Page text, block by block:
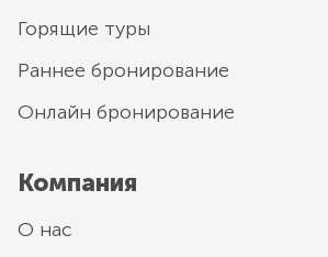
Горящие туры
Раннее бронирование
Онлайн бронирование
Компания
О нас